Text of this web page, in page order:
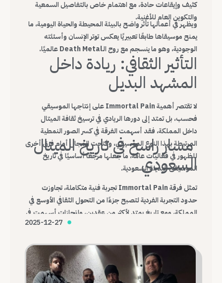
كثيف وإيقاعات حادة، مع اهتمام خاص بالتفاصيل السمعية
والتكوين العام للأغنية.
ويظهر في أعمالها تأثر واضح بالبيئة المحيطة والحياة اليومية، ما
يمنح موسيقاها طابعًا تعبيريًا يعكس توتر الإنسان وأسئلته
الوجودية، وهو ما ينسجم مع روح الـDeath Metal عالميًا.
التأثير الثقافي: ريادة داخل
المشهد البديل
لا تقتصر أهمية Immortal Pain على إنتاجها الموسيقي
فحسب، بل تمتد إلى دورها الريادي في ترسيخ ثقافة الميتال
داخل المملكة، فقد أسهمت الفرقة في كسر الصور النمطية
المرتبطة بهذا النوع الموسيقي، وفتحت المجال أمام فرق أخرى
للظهور في فعاليات عامة، ما جعلها مرجعًا أساسيًا في تاريخ
الموسيقى البديلة السعودية.
مسار راسخ في تاريخ الميتال
السعودي
تمثل فرقة Immortal Pain تجربة فنية متكاملة، تجاوزت
حدود التجربة الفردية لتصبح جزءًا من التحول الثقافي الأوسع في
المملكة، ومع تاريخ يمتد لأكثر من عقدين، وإنجازات أسهمت في
تغيير شكل المشهد، تظل Immortal Pain واحدة من أهم
2025-12-27